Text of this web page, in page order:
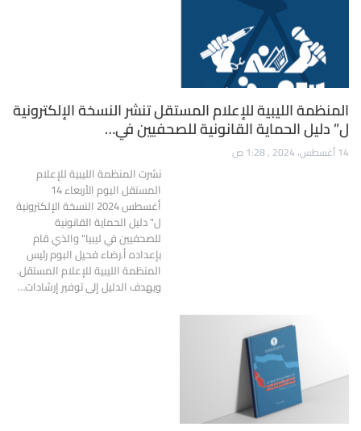
المنظمة الليبية للإعلام المستقل تنشر النسخة الإلكترونية
ل” دليل الحماية القانونية للصحفيين في…
14 أغسطس، 2024 , 1:28 ص
نشرت المنظمة الليبية للإعلام
المستقل اليوم الأربعاء 14
أغسطس 2024 النسخة الإلكترونية
ل" دليل الحماية القانونية
للصحفيين في ليبيا" والذي قام
بإعداده أ.رضاء فحيل البوم رئيس
المنظمة الليبية للإعلام المستقل.
ويهدف الدليل إلى توفير إرشادات…